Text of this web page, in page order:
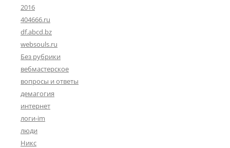
2016
404666.ru
df.abcd.bz
websouls.ru
Без рубрики
вебмастерское
вопросы и ответы
демагогия
интернет
логи-im
люди
Никс